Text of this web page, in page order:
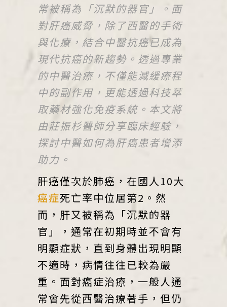
常被稱為「沉默的器官」。面
對肝癌威脅，除了西醫的手術
與化療，結合中醫抗癌已成為
現代抗癌的新趨勢。透過專業
的中醫治療，不僅能減緩療程
中的副作用，更能透過科技萃
取藥材強化免疫系統。本文將
由莊振杉醫師分享臨床經驗，
探討中醫如何為肝癌患者增添
助力。
肝癌僅次於肺癌，在國人10大
癌症死亡率中位居第2。然
而，肝又被稱為「沉默的器
官」，通常在初期時並不會有
明顯症狀，直到身體出現明顯
不適時，病情往往已較為嚴
重。面對癌症治療，一般人通
常會先從西醫治療著手，但仍